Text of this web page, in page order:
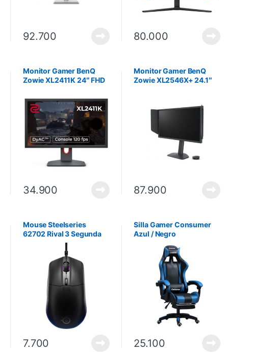
92.700 80.000
Monitor Gamer BenQ
Zowie XL2411K 24″ FHD
instalación.
34.900
Monitor Gamer BenQ
Zowie XL2546X+ 24.1″
incluye instalación.
87.900
Mouse Steelseries
62702 Rival 3 Segunda
Generación RGB USB
Wired – Negro
7.700
Silla Gamer Consumer
Azul / Negro
25.100